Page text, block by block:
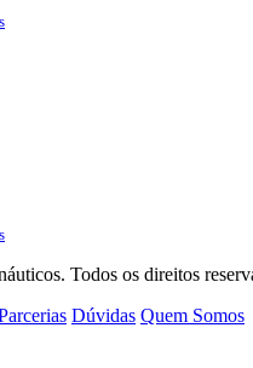
Todos os direitos
Dúvidas Quem Somos